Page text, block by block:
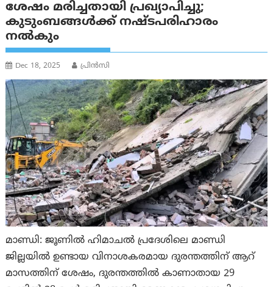
ശേഷം മരിച്ചതായി പ്രഖ്യാപിച്ചു;
കുടുംബങ്ങൾക്ക് നഷ്ടപരിഹാരം
നൽകും
Dec 18, 2025 പ്രിന്‍സി
മാണ്ഡി: ജൂണിൽ ഹിമാചൽ പ്രദേശിലെ മാണ്ഡി
ജില്ലയിൽ ഉണ്ടായ വിനാശകരമായ ദുരന്തത്തിന് ആറ്
മാസത്തിന് ശേഷം, ദുരന്തത്തിൽ കാണാതായ 29